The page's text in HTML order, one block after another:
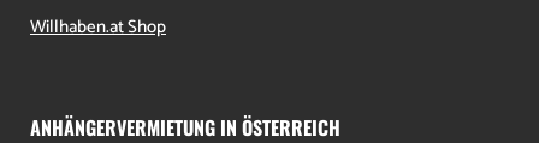
Willhaben.at Shop
ANHÄNGERVERMIETUNG IN ÖSTERREICH